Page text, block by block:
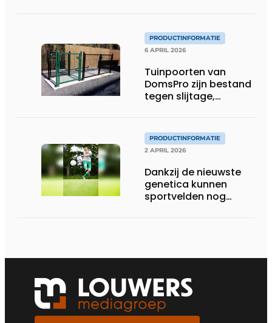
professionele
groenprojecten
PRODUCTINFORMATIE
6 APRIL 2026
Tuinpoorten van
DomsPro zijn bestand
tegen slijtage,
PRODUCTINFORMATIE
2 APRIL 2026
Dankzij de nieuwste
genetica kunnen
sportvelden nog